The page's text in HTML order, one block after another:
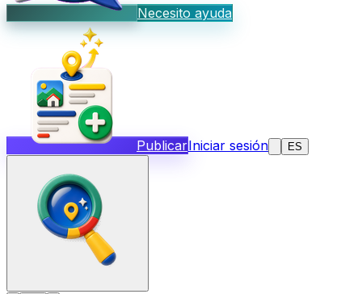
Necesito ayuda
PublicarIniciar sesión ES